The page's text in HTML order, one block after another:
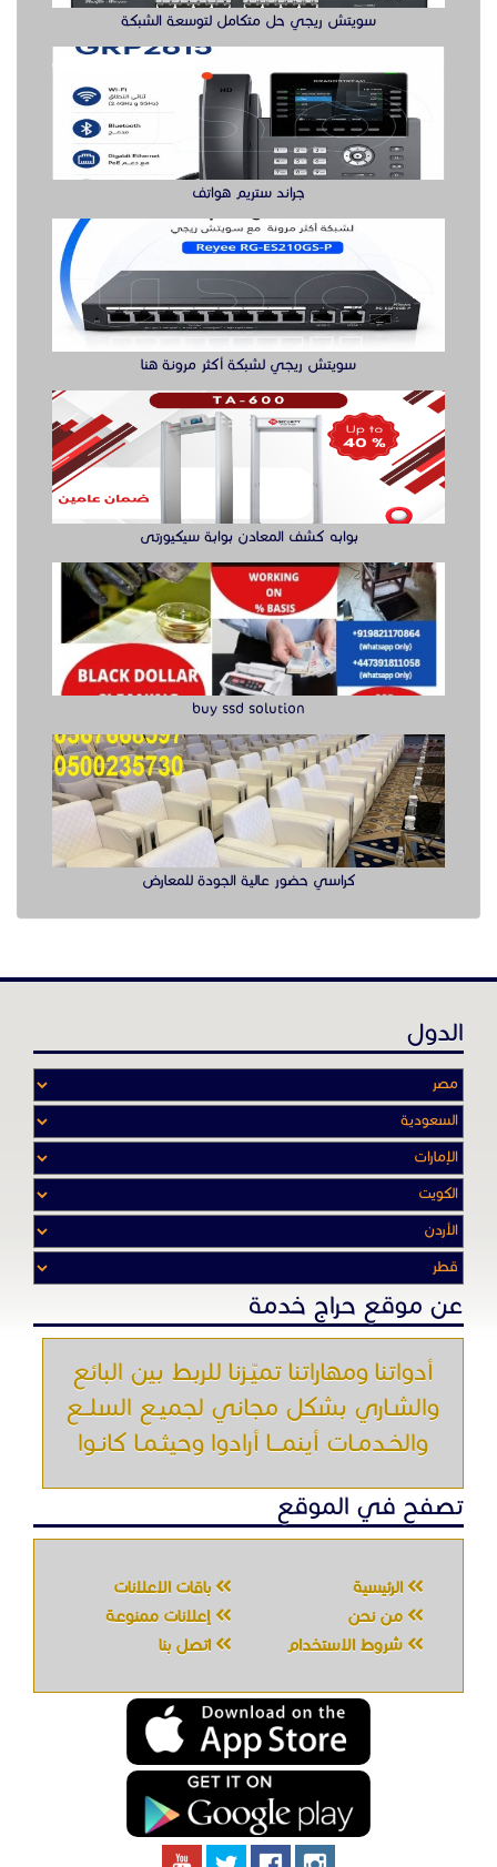
سويتش ريجي حل متكامل لتوسعة الشبكة
جراند ستريم هواتف
سويتش ريجي لشبكة أكثر مرونة هنا
بوابه كشف المعادن بوابة سيكيورتى
buy ssd solution
كراسي حضور عالية الجودة للمعارض
الدول
عن موقع حراج خدمة
أدواتنا ومهاراتنا تميّـزنا للربط بين البائع
والشـاري بشكل مجاني لجميـع السلــع
والخـدمـات أينمـــا أرادوا وحيثـمـا كانـوا
تصفح في الموقع
الرئيسية
باقات الإعلانات
من نحن
إعلانات ممنوعة
شروط الاستخدام
اتصل بنا